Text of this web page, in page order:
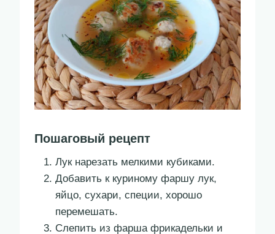
Пошаговый рецепт
Лук нарезать мелкими кубиками.
Добавить к куриному фаршу лук,
яйцо, сухари, специи, хорошо
перемешать.
Слепить из фарша фрикадельки и